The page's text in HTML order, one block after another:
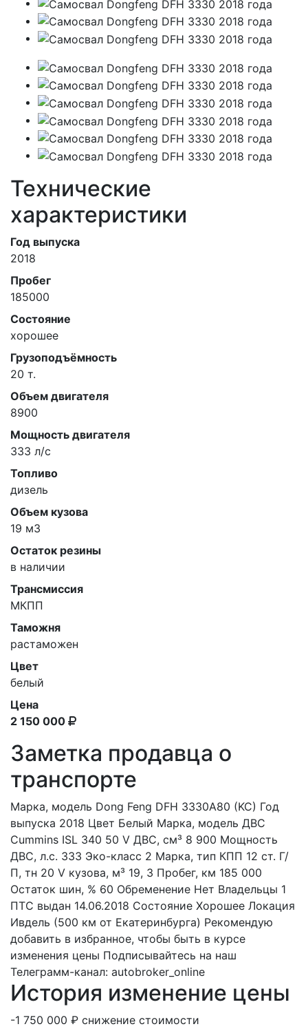
Технические
характеристики
Год выпуска
2018
Пробег
185000
Состояние
хорошее
Грузоподъёмность
20 т.
Объем двигателя
8900
Мощность двигателя
333 л/c
Топливо
дизель
Объем кузова
19 м3
Остаток резины
в наличии
Трансмиссия
МКПП
Таможня
растаможен
Цвет
белый
Цена
2 150 000
Заметка продавца о
транспорте
Марка, модель Dong Feng DFH 3330A80 (KC) Год
выпуска 2018 Цвет Белый Марка, модель ДВС
Cummins ISL 340 50 V ДВС, см³ 8 900 Мощность
ДВС, л.с. 333 Эко-класс 2 Марка, тип КПП 12 ст. Г/
П, тн 20 V кузова, м³ 19, 3 Пробег, км 185 000
Остаток шин, % 60 Обременение Нет Владельцы 1
ПТС выдан 14.06.2018 Состояние Хорошее Локация
Ивдель (500 км от Екатеринбурга) Рекомендую
добавить в избранное, чтобы быть в курсе
изменения цены Подписывайтесь на наш
Телеграмм-канал: autobroker_online
История изменение цены
-1 750 000 ₽ снижение стоимости